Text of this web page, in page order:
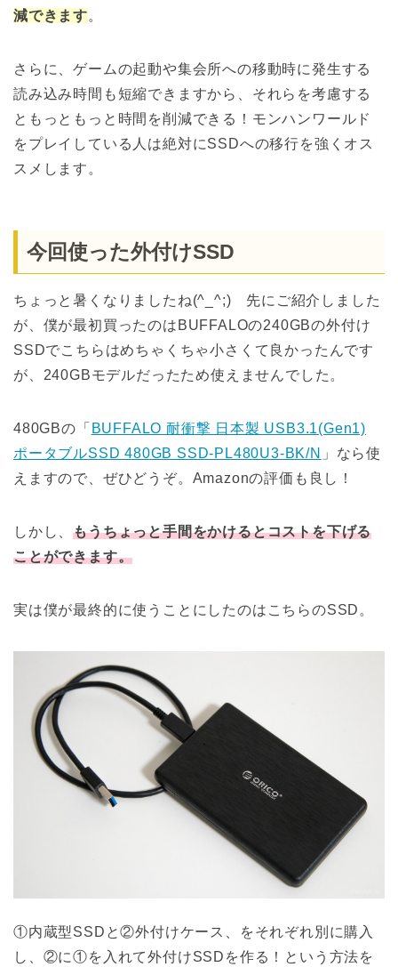
減できます。
さらに、ゲームの起動や集会所への移動時に発生する
読み込み時間も短縮できますから、それらを考慮する
ともっともっと時間を削減できる！モンハンワールド
をプレイしている人は絶対にSSDへの移行を強くオス
スメします。
今回使った外付けSSD
ちょっと暑くなりましたね(^_^;) 先にご紹介しました
が、僕が最初買ったのはBUFFALOの240GBの外付け
SSDでこちらはめちゃくちゃ小さくて良かったんです
が、240GBモデルだったため使えませんでした。
480GBの「 BUFFALO 耐衝撃 日本製 USB3.1(Gen1)
ポータブルSSD 480GB SSD-PL480U3-BK/N 」なら使
えますので、ぜひどうぞ。Amazonの評価も良し！
しかし、もうちょっと手間をかけるとコストを下げる
ことができます。
実は僕が最終的に使うことにしたのはこちらのSSD。
①内蔵型SSDと②外付けケース、をそれぞれ別に購入
し、②に①を入れて外付けSSDを作る！という方法を